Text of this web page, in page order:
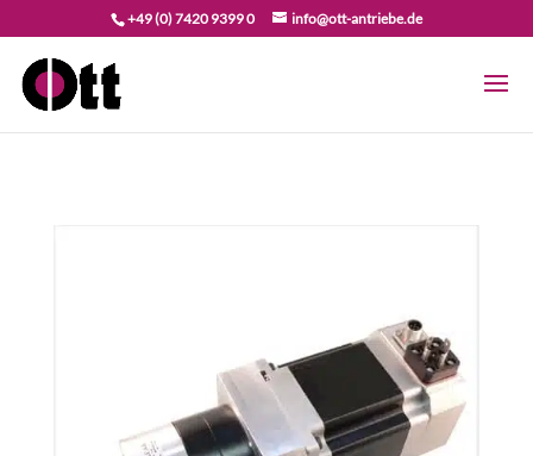
+49 (0) 7420 9399 0 info@ott-antriebe.de